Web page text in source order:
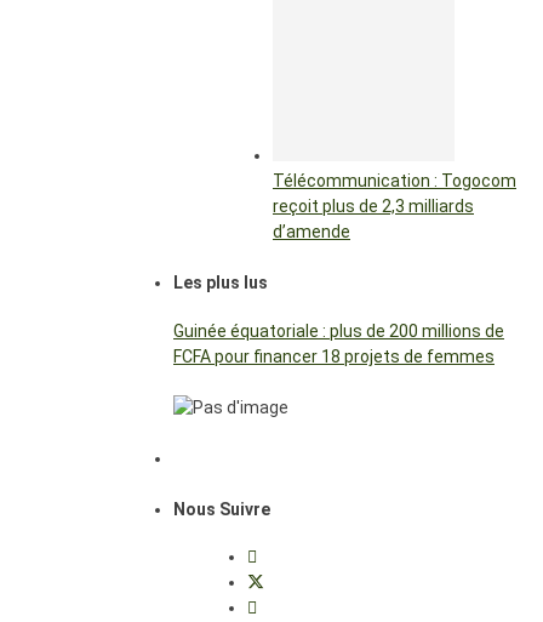
Télécommunication : Togocom
reçoit plus de 2,3 milliards
d’amende
Les plus lus
Guinée équatoriale : plus de 200 millions de
FCFA pour financer 18 projets de femmes
Nous Suivre